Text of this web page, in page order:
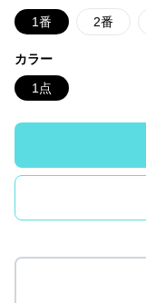
1番 2番
カラー
1点